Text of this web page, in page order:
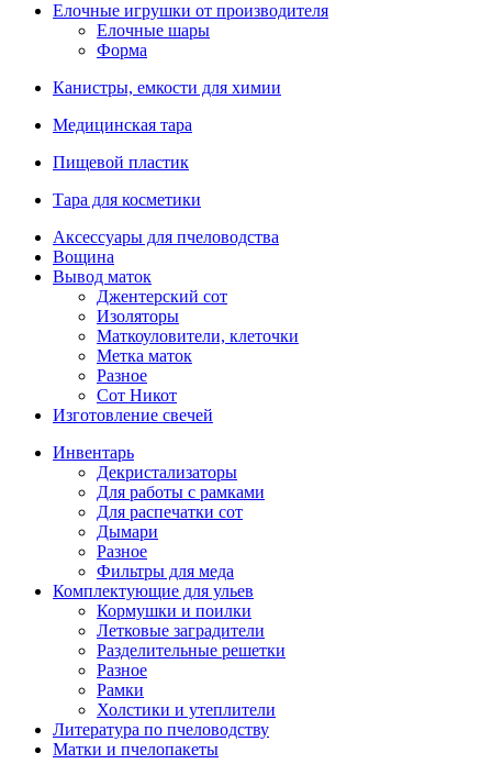
Елочные игрушки от производителя
Елочные шары
Форма
Канистры, емкости для химии
Медицинская тара
Пищевой пластик
Тара для косметики
Аксессуары для пчеловодства
Вощина
Вывод маток
Джентерский сот
Изоляторы
Маткоуловители, клеточки
Метка маток
Разное
Сот Никот
Изготовление свечей
Инвентарь
Декристализаторы
Для работы с рамками
Для распечатки сот
Дымари
Разное
Фильтры для меда
Комплектующие для ульев
Кормушки и поилки
Летковые заградители
Разделительные решетки
Разное
Рамки
Холстики и утеплители
Литература по пчеловодству
Матки и пчелопакеты